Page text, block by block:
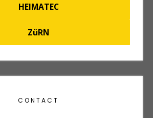
HEIMATEC
ZüRN
CONTACT